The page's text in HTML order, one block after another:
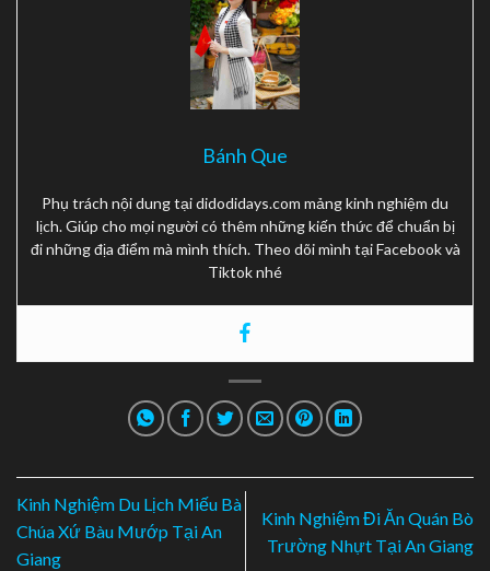
Bánh Que
Phụ trách nội dung tại didodidays.com mảng kinh nghiệm du
lịch. Giúp cho mọi người có thêm những kiến thức để chuẩn bị
đi những địa điểm mà mình thích. Theo dõi mình tại Facebook và
Tiktok nhé
Kinh Nghiệm Du Lịch Miếu Bà
Chúa Xứ Bàu Mướp Tại An
Giang
Kinh Nghiệm Đi Ăn Quán Bò
Trường Nhựt Tại An Giang